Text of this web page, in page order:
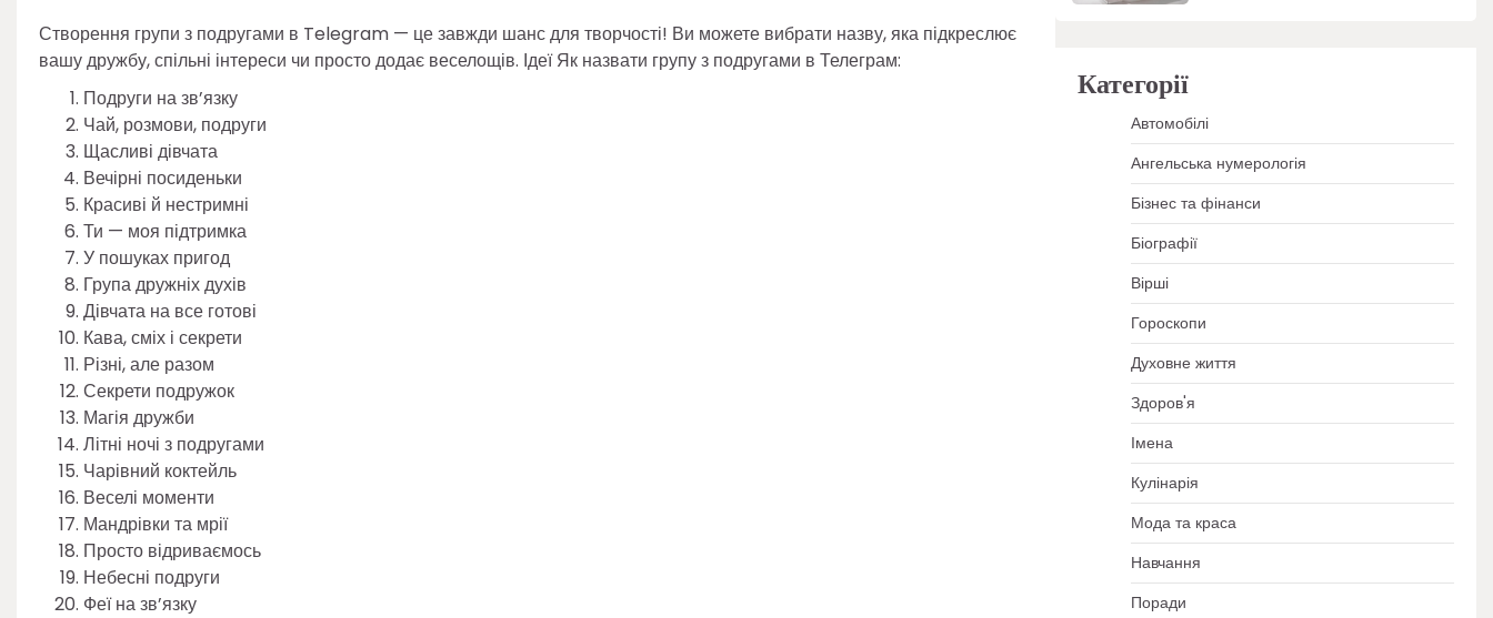
Створення групи з подругами в Telegram — це завжди шанс для творчості! Ви можете вибрати назву, яка підкреслює
вашу дружбу, спільні інтереси чи просто додає веселощів. Ідеї Як назвати групу з подругами в Телеграм:
Подруги на зв’язку
Чай, розмови, подруги
Щасливі дівчата
Вечірні посиденьки
Красиві й нестримні
Ти — моя підтримка
У пошуках пригод
Група дружніх духів
Дівчата на все готові
Кава, сміх і секрети
Різні, але разом
Секрети подружок
Магія дружби
Літні ночі з подругами
Чарівний коктейль
Веселі моменти
Мандрівки та мрії
Просто відриваємось
Небесні подруги
Феї на зв’язку
Категорії
Автомобілі
Ангельська нумерологія
Бізнес та фінанси
Біографії
Вірші
Гороскопи
Духовне життя
Здоров'я
Імена
Кулінарія
Мода та краса
Навчання
Поради